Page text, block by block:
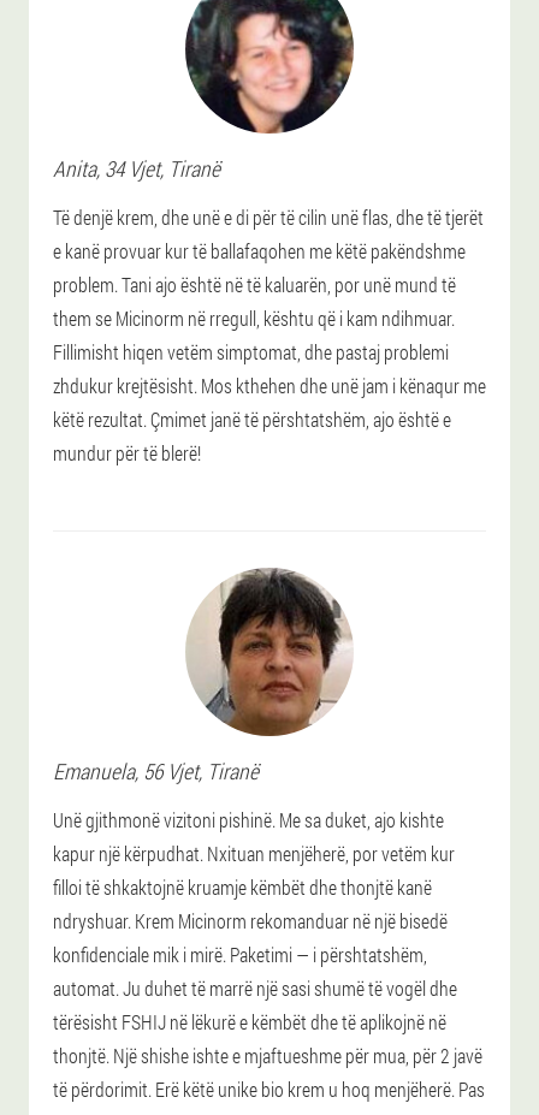
Anita, 34 Vjet, Tiranë
Të denjë krem, dhe unë e di për të cilin unë flas, dhe të tjerët
e kanë provuar kur të ballafaqohen me këtë pakëndshme
problem. Tani ajo është në të kaluarën, por unë mund të
them se Micinorm në rregull, kështu që i kam ndihmuar.
Fillimisht hiqen vetëm simptomat, dhe pastaj problemi
zhdukur krejtësisht. Mos kthehen dhe unë jam i kënaqur me
këtë rezultat. Çmimet janë të përshtatshëm, ajo është e
mundur për të blerë!
Emanuela, 56 Vjet, Tiranë
Unë gjithmonë vizitoni pishinë. Me sa duket, ajo kishte
kapur një kërpudhat. Nxituan menjëherë, por vetëm kur
filloi të shkaktojnë kruamje këmbët dhe thonjtë kanë
ndryshuar. Krem Micinorm rekomanduar në një bisedë
konfidenciale mik i mirë. Paketimi — i përshtatshëm,
automat. Ju duhet të marrë një sasi shumë të vogël dhe
tërësisht FSHIJ në lëkurë e këmbët dhe të aplikojnë në
thonjtë. Një shishe ishte e mjaftueshme për mua, për 2 javë
të përdorimit. Erë këtë unike bio krem u hoq menjëherë. Pas